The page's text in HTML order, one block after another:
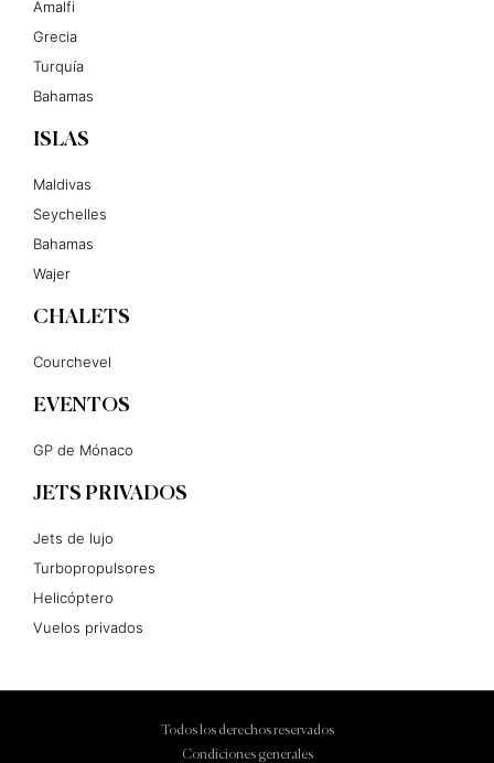
Amalfi
Grecia
Turquía
Bahamas
ISLAS
Maldivas
Seychelles
Bahamas
Wajer
CHALETS
Courchevel
EVENTOS
GP de Mónaco
JETS PRIVADOS
Jets de lujo
Turbopropulsores
Helicóptero
Vuelos privados
Todos los derechos reservados
Condiciones generales